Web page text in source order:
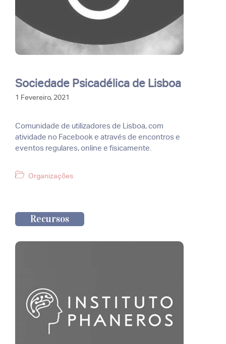
Sociedade Psicadélica de Lisboa
1 Fevereiro, 2021
Comunidade de utilizadores de Lisboa, com
atividade no Facebook e através de encontros e
eventos regulares, online e fisicamente.
Categorias
Organizações
Recursos